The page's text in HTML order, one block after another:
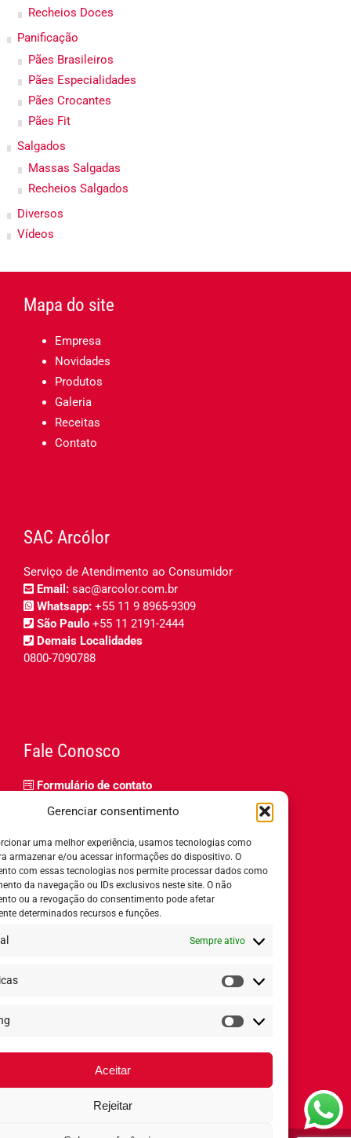
Gerenciar consentimento
uma melhor experiência, usamos tecnologias como
armazenar e/ou acessar informações do dispositivo. O
com essas tecnologias nos permite processar dados como
da navegação ou IDs exclusivos neste site. O não
ou a revogação do consentimento pode afetar
determinados recursos e funções.
Sempre ativo
Estatísticas
Marketing
Aceitar
Rejeitar
Recheios Doces
Panificação
Pães Brasileiros
Pães Especialidades
Pães Crocantes
Pães Fit
Salgados
Massas Salgadas
Recheios Salgados
Diversos
Vídeos
Mapa do site
Empresa
Novidades
Produtos
Galeria
Receitas
Contato
SAC Arcólor
Serviço de Atendimento ao Consumidor
Email: sac@arcolor.com.br
Whatsapp: +55 11 9 8965-9309
São Paulo +55 11 2191-2444
Demais Localidades
0800-7090788
Fale Conosco
Formulário de contato
Relatório de igualdade salarial
Horário de Atendimento:
8h ás 18h